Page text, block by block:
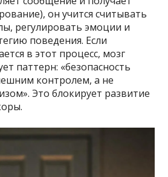
он учится считывать
регулировать эмоции и
поведения. Если
в этот процесс, мозг
паттерн: «безопасность
контролем, а не
Это блокирует развитие